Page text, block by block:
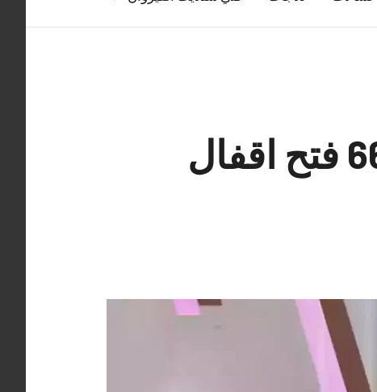
نجار فتح أقفال القادسية 66400322 فتح اقفال